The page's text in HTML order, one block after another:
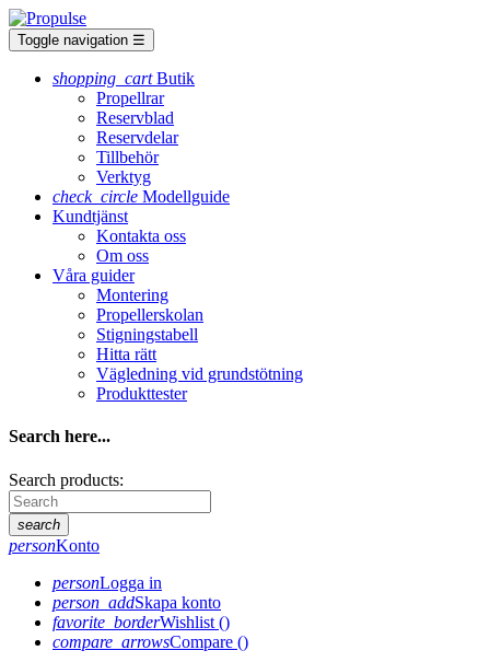
Toggle navigation ☰
shopping_cart Butik
Propellrar
Reservblad
Reservdelar
Tillbehör
Verktyg
check_circle Modellguide
Kundtjänst
Kontakta oss
Om oss
Våra guider
Montering
Propellerskolan
Stigningstabell
Hitta rätt
Vägledning vid grundstötning
Produkttester
Search here...
Search products:
search
personKonto
personLogga in
person_addSkapa konto
favorite_borderWishlist ()
compare_arrowsCompare ()